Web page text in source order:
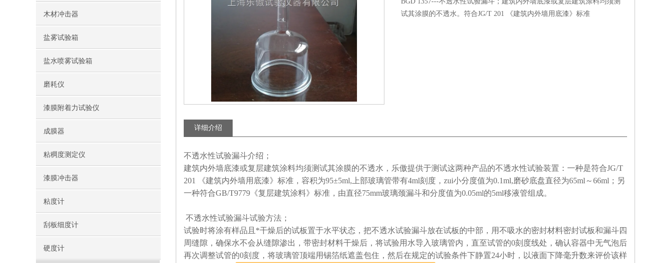
木材冲击器
盐雾试验箱
盐水喷雾试验箱
磨耗仪
漆膜附着力试验仪
成膜器
粘稠度测定仪
漆膜冲击器
粘度计
刮板细度计
硬度计
试其涂膜的不透水。符合JG/T 201 《建筑内外墙用底漆》标准
详细介绍
不透水性试验漏斗介绍；
建筑内外墙底漆或复层建筑涂料均须测试其涂膜的不透水，乐傲提供于测试这两种产品的不透水性试验装置：一种是符合JG/T
201 《建筑内外墙用底漆》标准，容积为95±5ml,上部玻璃管带有4ml刻度，zui小分度值为0.1ml,磨砂底盘直径为65ml～66ml；另
一种符合GB/T9779《复层建筑涂料》标准，由直径75mm玻璃颈漏斗和分度值为0.05ml的5ml移液管组成。
不透水性试验漏斗试验方法；
试验时将涂有样品且*干燥后的试板置于水平状态，把不透水试验漏斗放在试板的中部，用不吸水的密封材料密封试板和漏斗四
周缝隙，确保水不会从缝隙渗出，带密封材料干燥后，将试验用水导入玻璃管内，直至试管的0刻度线处，确认容器中无气泡后
再次调整试管的0刻度，将玻璃管顶端用锡箔纸遮盖包住，然后在规定的试验条件下静置24小时，以液面下降毫升数来评价该样